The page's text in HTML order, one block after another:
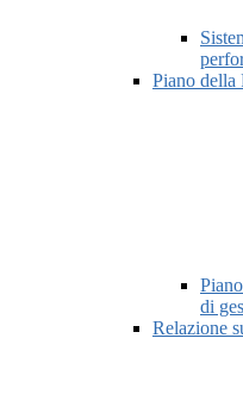
Piano della
di
Relazione